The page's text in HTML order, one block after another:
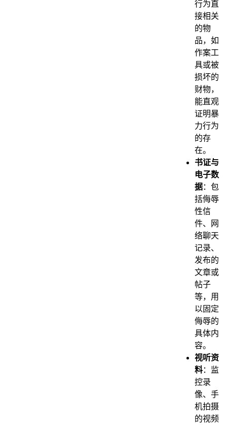
行为直
接相关
的物
品，如
作案工
具或被
损坏的
财物，
能直观
证明暴
力行为
的存
在。
书证与
电子数
据：包
括侮辱
性信
件、网
络聊天
记录、
发布的
文章或
帖子
等，用
以固定
侮辱的
具体内
容。
视听资
料：监
控录
像、手
机拍摄
的视频